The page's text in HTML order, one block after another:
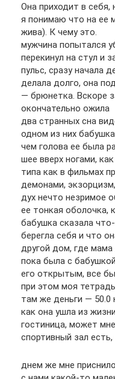
Она приходит в
я понимаю что на ее
жива). К чему это.
мужчина попытался
перекинул на стул и
пульс, сразу начала
делала долго, она
— брюнетка. Вскоре
окончательно ожила
два странных сна
одном из них
чем голова ее была
шее вверх ногами,
типа как в фильмах
демонами,
дух нечто незримое
ее тонкая оболочка,
бабушка сказала
берегла себя и что
другой дом, где
пока была с
его открытым, все
при этом моя
там же деньги — 50.0
как она ушла из
гостиница, может
спортивный зал
днем же мне